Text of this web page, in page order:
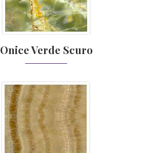
Onice Verde Scuro